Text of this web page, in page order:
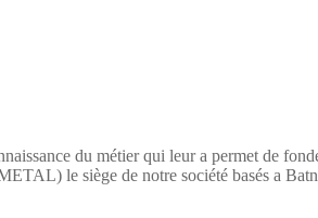
du métier qui leur a permet de
le siège de notre société basés a